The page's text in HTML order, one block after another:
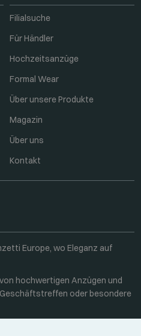
Filialsuche
Für Händler
Hochzeitsanzüge
Formal Wear
Über unsere Produkte
Magazin
Über uns
Kontakt
Europe, wo Eleganz auf
hochwertigen Anzügen und
oder besondere